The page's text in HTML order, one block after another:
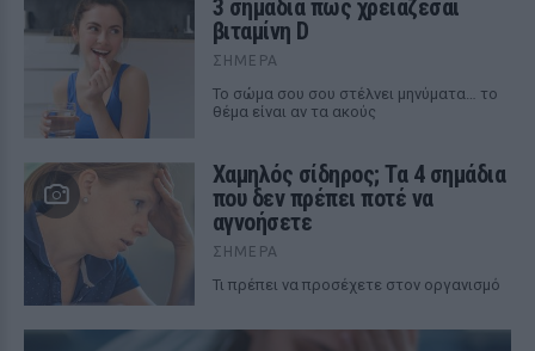
3 σημάδια πως χρειάζεσαι
βιταμίνη D
ΣΉΜΕΡΑ
Το σώμα σου σου στέλνει μηνύματα… το
θέμα είναι αν τα ακούς
Χαμηλός σίδηρος; Τα 4 σημάδια
που δεν πρέπει ποτέ να
αγνοήσετε
ΣΉΜΕΡΑ
Τι πρέπει να προσέχετε στον οργανισμό